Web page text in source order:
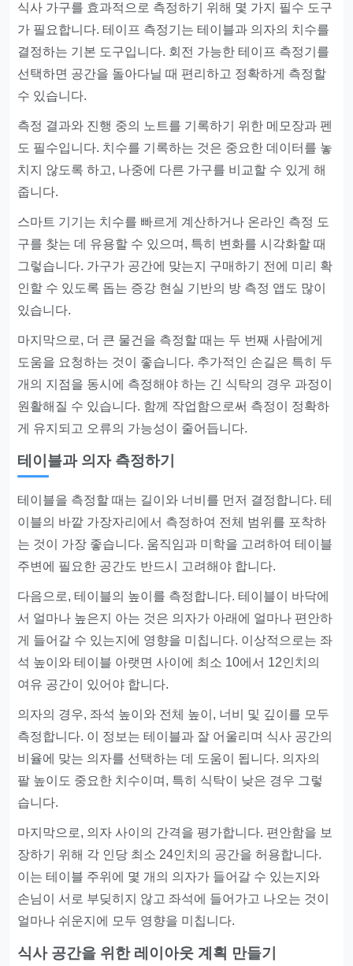
식사 가구를 효과적으로 측정하기 위해 몇 가지 필수 도구
가 필요합니다. 테이프 측정기는 테이블과 의자의 치수를
결정하는 기본 도구입니다. 회전 가능한 테이프 측정기를
선택하면 공간을 돌아다닐 때 편리하고 정확하게 측정할
수 있습니다.
측정 결과와 진행 중의 노트를 기록하기 위한 메모장과 펜
도 필수입니다. 치수를 기록하는 것은 중요한 데이터를 놓
치지 않도록 하고, 나중에 다른 가구를 비교할 수 있게 해
줍니다.
스마트 기기는 치수를 빠르게 계산하거나 온라인 측정 도
구를 찾는 데 유용할 수 있으며, 특히 변화를 시각화할 때
그렇습니다. 가구가 공간에 맞는지 구매하기 전에 미리 확
인할 수 있도록 돕는 증강 현실 기반의 방 측정 앱도 많이
있습니다.
마지막으로, 더 큰 물건을 측정할 때는 두 번째 사람에게
도움을 요청하는 것이 좋습니다. 추가적인 손길은 특히 두
개의 지점을 동시에 측정해야 하는 긴 식탁의 경우 과정이
원활해질 수 있습니다. 함께 작업함으로써 측정이 정확하
게 유지되고 오류의 가능성이 줄어듭니다.
테이블과 의자 측정하기
테이블을 측정할 때는 길이와 너비를 먼저 결정합니다. 테
이블의 바깥 가장자리에서 측정하여 전체 범위를 포착하
는 것이 가장 좋습니다. 움직임과 미학을 고려하여 테이블
주변에 필요한 공간도 반드시 고려해야 합니다.
다음으로, 테이블의 높이를 측정합니다. 테이블이 바닥에
서 얼마나 높은지 아는 것은 의자가 아래에 얼마나 편안하
게 들어갈 수 있는지에 영향을 미칩니다. 이상적으로는 좌
석 높이와 테이블 아랫면 사이에 최소 10에서 12인치의
여유 공간이 있어야 합니다.
의자의 경우, 좌석 높이와 전체 높이, 너비 및 깊이를 모두
측정합니다. 이 정보는 테이블과 잘 어울리며 식사 공간의
비율에 맞는 의자를 선택하는 데 도움이 됩니다. 의자의
팔 높이도 중요한 치수이며, 특히 식탁이 낮은 경우 그렇
습니다.
마지막으로, 의자 사이의 간격을 평가합니다. 편안함을 보
장하기 위해 각 인당 최소 24인치의 공간을 허용합니다.
이는 테이블 주위에 몇 개의 의자가 들어갈 수 있는지와
손님이 서로 부딪히지 않고 좌석에 들어가고 나오는 것이
얼마나 쉬운지에 모두 영향을 미칩니다.
식사 공간을 위한 레이아웃 계획 만들기